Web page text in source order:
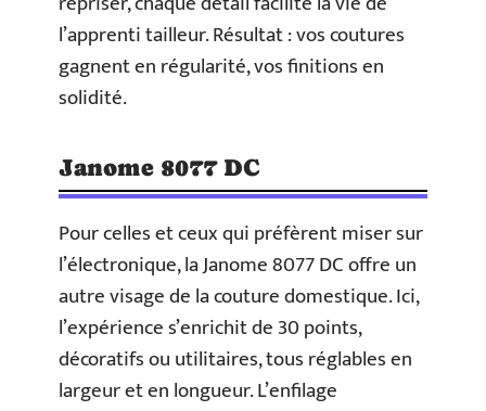
l’apprenti tailleur. Résultat : vos coutures
gagnent en régularité, vos finitions en
solidité.
Janome 8077 DC
Pour celles et ceux qui préfèrent miser sur
l’électronique, la Janome 8077 DC offre un
autre visage de la couture domestique. Ici,
l’expérience s’enrichit de 30 points,
décoratifs ou utilitaires, tous réglables en
largeur et en longueur. L’enfilage